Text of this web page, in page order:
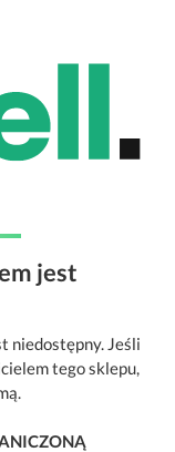
jest
niedostępny. Jeśli
tego sklepu,